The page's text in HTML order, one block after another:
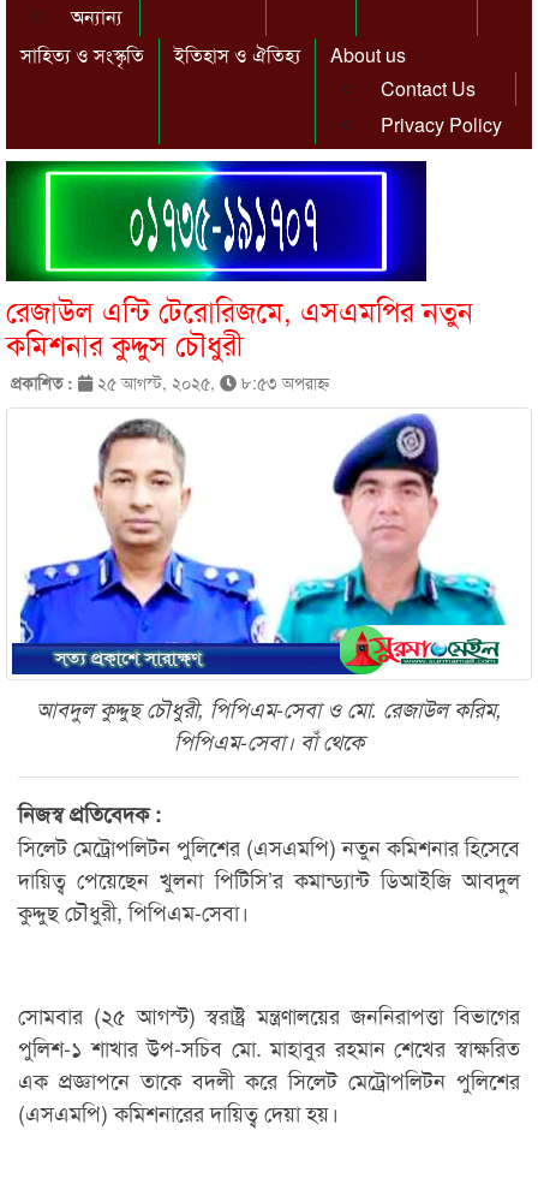
অন্যান্য
সাহিত্য ও সংস্কৃতি ইতিহাস ও ঐতিহ্য
About us
Contact Us
Privacy Policy
রেজাউল এন্টি টেরোরিজমে, এসএমপির নতুন
কমিশনার কুদ্দুস চৌধুরী
প্রকাশিত : ২৫ আগস্ট, ২০২৫, ৮:৫৩ অপরাহ্ণ
আবদুল কুদ্দুছ চৌধুরী, পিপিএম-সেবা ও মো. রেজাউল করিম,
পিপিএম-সেবা। বাঁ থেকে
নিজস্ব প্রতিবেদক :
সিলেট মেট্রোপলিটন পুলিশের (এসএমপি) নতুন কমিশনার হিসেবে
দায়িত্ব পেয়েছেন খুলনা পিটিসি’র কমান্ড্যান্ট ডিআইজি আবদুল
কুদ্দুছ চৌধুরী, পিপিএম-সেবা।
সোমবার (২৫ আগস্ট) স্বরাষ্ট্র মন্ত্রণালয়ের জননিরাপত্তা বিভাগের
পুলিশ-১ শাখার উপ-সচিব মো. মাহাবুর রহমান শেখের স্বাক্ষরিত
এক প্রজ্ঞাপনে তাকে বদলী করে সিলেট মেট্রোপলিটন পুলিশের
(এসএমপি) কমিশনারের দায়িত্ব দেয়া হয়।